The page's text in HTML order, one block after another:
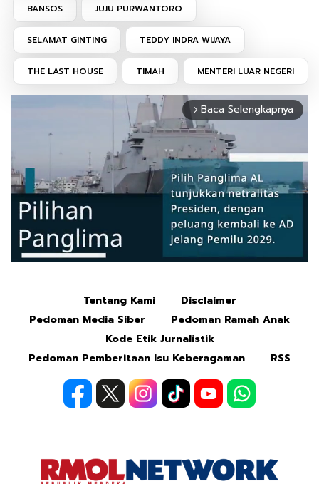
BANSOS JUJU PURWANTORO
SELAMAT GINTING TEDDY INDRA WIJAYA
THE LAST HOUSE TIMAH MENTERI LUAR NEGERI
arrow_forward_ios Baca Selengkapnya
Tentang Kami
Disclaimer
Pedoman Media Siber
Pedoman Ramah Anak
Kode Etik Jurnalistik
Pedoman Pemberitaan Isu Keberagaman
RSS